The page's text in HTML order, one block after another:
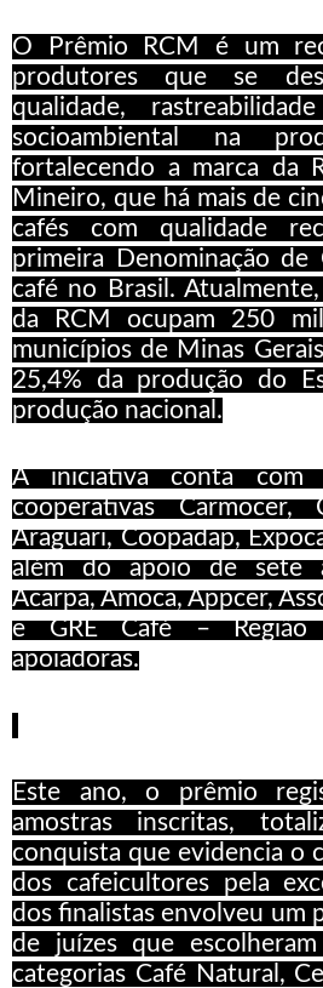
O Prêmio RCM é um
produtores que se
qualidade,
socioambiental na
fortalecendo a marca da
Mineiro, que há mais de
cafés com qualidade
primeira Denominação de
café no Brasil.
da RCM ocupam 250
municípios de Minas
25,4% da produção do
produção nacional.
A iniciativa conta com
cooperativas Carmocer,
Araguari, Coopadap,
além do apoio de sete
Acarpa, Amoca, Appcer,
e GRE Café – Região
apoiadoras.
Este ano, o prêmio
amostras inscritas,
conquista que evidencia o
dos cafeicultores pela
dos finalistas envolveu um
de juízes que
categorias Café Natural,